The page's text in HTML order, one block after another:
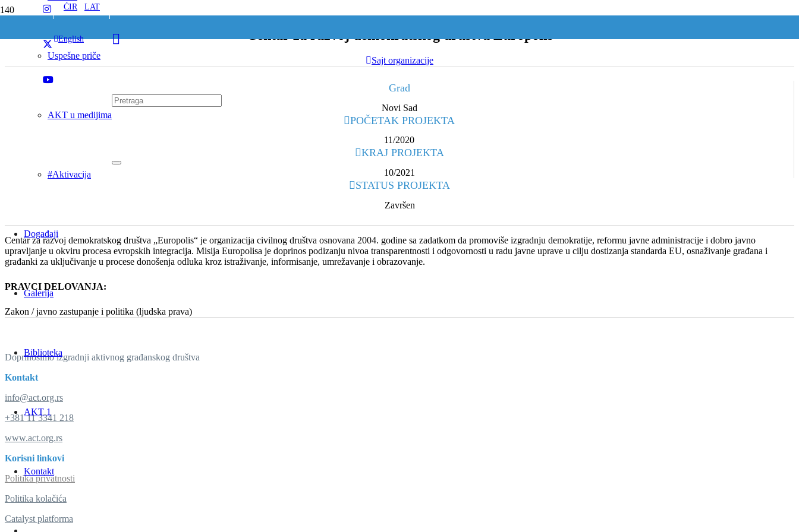
ĆIR/ LAT
English
Uspešne priče
AKT u medijima
#Aktivacija
Događaji
Galerija
Biblioteka
AKT 1
Kontakt
Sajt organizacije
Grad
Novi Sad
POČETAK PROJEKTA
11/2020
KRAJ PROJEKTA
10/2021
STATUS PROJEKTA
Završen
Centar za razvoj demokratskog društva „Europolis“ je organizacija civilnog društva osnovana 2004. godine sa zadatkom da promoviše izgradnju demokratije, reformu javne administracije i dobro javno
upravljanje u okviru procesa evropskih integracija. Misija Europolisa je doprinos podizanju nivoa transparentnosti i odgovornosti u radu javne uprave u cilju dostizanja standarda EU, osnaživanje građana i
građanki za uključivanje u procese donošenja odluka kroz istraživanje, informisanje, umrežavanje i obrazovanje.
PRAVCI DELOVANJA:
Zakon / javno zastupanje i politika (ljudska prava)
Doprinosimo izgradnji aktivnog građanskog društva
Kontakt
info@act.org.rs
+381 11 3341 218
www.act.org.rs
Korisni linkovi
Politika privatnosti
Politika kolačića
Catalyst platforma